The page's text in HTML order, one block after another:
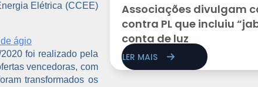
Elétrica (CCEE)
ágio
foi realizado pela
vencedoras, com
transformados os
Associações divulgam
contra PL que incluiu
conta de luz
LER MAIS